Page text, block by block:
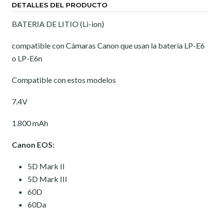
DETALLES DEL PRODUCTO
BATERIA DE LITIO (Li-ion)
compatible con Cámaras Canon que usan la batería LP-E6
o LP-E6n
Compatible con estos modelos
7.4V
1.800 mAh
Canon EOS:
5D Mark II
5D Mark III
60D
60Da